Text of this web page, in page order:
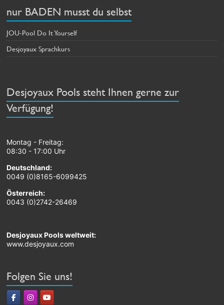
nur BADEN musst du selbst
JOU-Pool Do It Yourself
Desjoyaux Sprachkurs
Desjoyaux Pools steht Ihnen gerne zur
Verfügung!
Montag - Freitag:
08:30 - 17:00 Uhr
Deutschland:
0049 (0)8165-6099425
Österreich:
0043 (0)2742-26469
Desjoyaux Pools weltweit:
www.desjoyaux.com
Folgen Sie uns!